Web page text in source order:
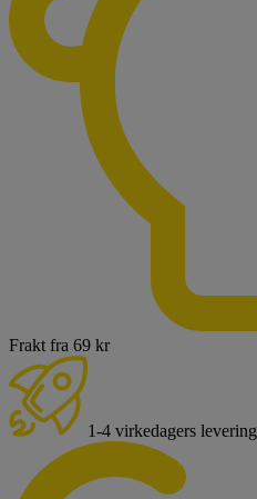
Frakt fra 69 kr
1-4 virkedagers levering